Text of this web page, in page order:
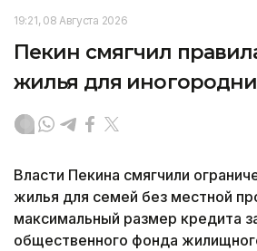
19:21, 08 Августа 2026
Пекин смягчил
жилья для
Власти Пекина смягчили
жилья для семей без местной
максимальный размер кредита
общественного фонда